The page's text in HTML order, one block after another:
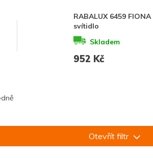
RABALUX 6459
svítidlo
Skladem
952 Kč
Otevřít filtr